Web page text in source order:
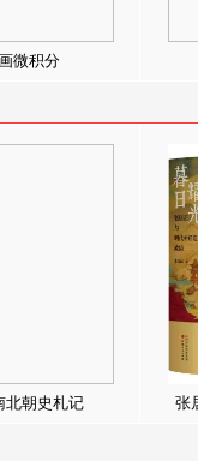
微积分
北朝史札记 张